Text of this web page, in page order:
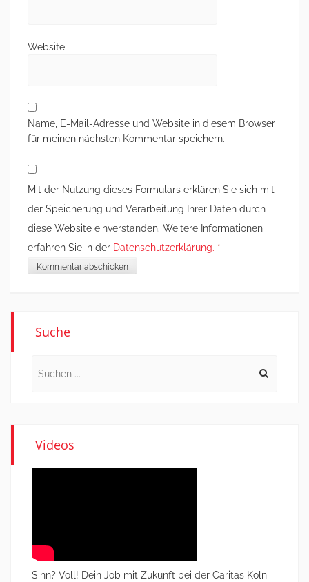
Website
Name, E-Mail-Adresse und Website in diesem Browser
für meinen nächsten Kommentar speichern.
Mit der Nutzung dieses Formulars erklären Sie sich mit
der Speicherung und Verarbeitung Ihrer Daten durch
diese Website einverstanden. Weitere Informationen
erfahren Sie in der Datenschutzerklärung. *
Suche
Videos
Sinn? Voll! Dein Job mit Zukunft bei der Caritas Köln